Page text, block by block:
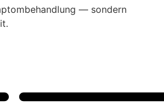
— sondern